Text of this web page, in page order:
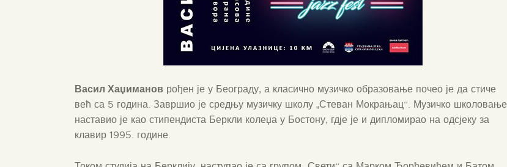
Васил Хаџиманов рођен је у Београду, а класично музичко образовање почео је да стиче
већ са 5 година. Завршио је средњу музичку школу „Стеван Мокрањац“. Музичко школовање
наставио је као стипендиста Беркли колеџа у Бостону, гдје је и дипломирао на одсјеку за
клавир 1995. године.